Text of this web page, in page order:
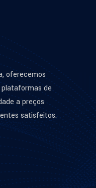
oferecemos
de
a preços
satisfeitos.